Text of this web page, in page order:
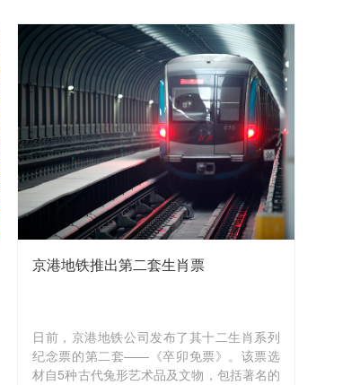
京港地铁推出第二套生肖票
日前，京港地铁公司发布了其十二生肖系列
纪念票的第二套——《卒卯免票》。该票选
材自5种古代兔形艺术品及文物，包括著名的